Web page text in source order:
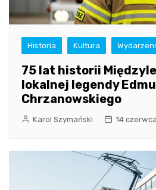
Historia Kultura
75 lat historii
lokalnej legendy
Chrzanowskiego
Karol Szymański 14